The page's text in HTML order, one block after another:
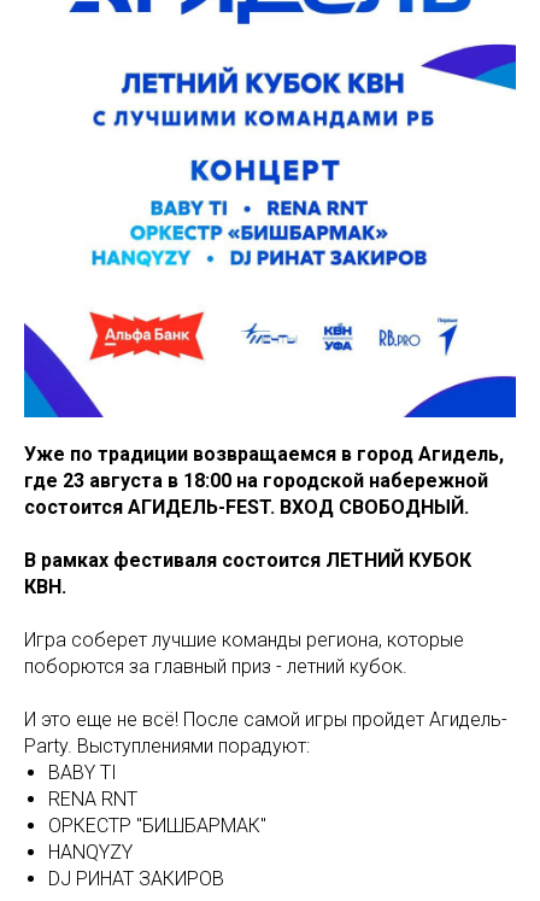
Уже по традиции возвращаемся в город Агидель,
где 23 августа в 18:00 на городской набережной
состоится АГИДЕЛЬ-FEST. ВХОД СВОБОДНЫЙ.
В рамках фестиваля состоится ЛЕТНИЙ КУБОК
КВН.
Игра соберет лучшие команды региона, которые
поборются за главный приз - летний кубок.
И это еще не всё! После самой игры пройдет Агидель-
Party. Выступлениями порадуют:
BABY TI
RENA RNT
ОРКЕСТР "БИШБАРМАК"
HANQYZY
DJ РИНАТ ЗАКИРОВ